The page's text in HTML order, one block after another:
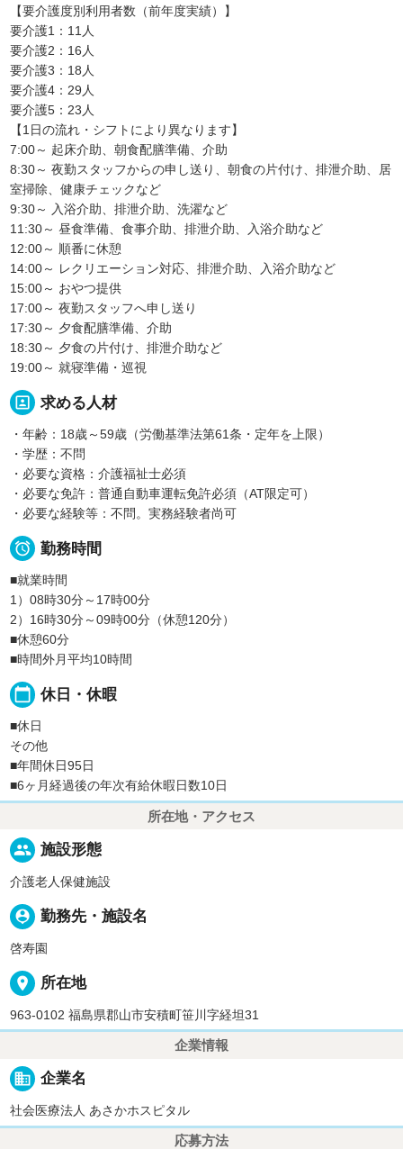
【要介護度別利用者数（前年度実績）】
要介護1：11人
要介護2：16人
要介護3：18人
要介護4：29人
要介護5：23人
【1日の流れ・シフトにより異なります】
7:00～ 起床介助、朝食配膳準備、介助
8:30～ 夜勤スタッフからの申し送り、朝食の片付け、排泄介助、居
室掃除、健康チェックなど
9:30～ 入浴介助、排泄介助、洗濯など
11:30～ 昼食準備、食事介助、排泄介助、入浴介助など
12:00～ 順番に休憩
14:00～ レクリエーション対応、排泄介助、入浴介助など
15:00～ おやつ提供
17:00～ 夜勤スタッフへ申し送り
17:30～ 夕食配膳準備、介助
18:30～ 夕食の片付け、排泄介助など
19:00～ 就寝準備・巡視
portrait 求める人材
・年齢：18歳～59歳（労働基準法第61条・定年を上限）
・学歴：不問
・必要な資格：介護福祉士必須
・必要な免許：普通自動車運転免許必須（AT限定可）
・必要な経験等：不問。実務経験者尚可
 勤務時間
■就業時間
1）08時30分～17時00分
2）16時30分～09時00分（休憩120分）
■休憩60分
■時間外月平均10時間
calendar_today 休日・休暇
■休日
その他
■年間休日95日
■6ヶ月経過後の年次有給休暇日数10日
所在地・アクセス
people 施設形態
介護老人保健施設
person_pin 勤務先・施設名
啓寿園
place 所在地
963-0102 福島県郡山市安積町笹川字経坦31
企業情報
business 企業名
社会医療法人 あさかホスピタル
応募方法